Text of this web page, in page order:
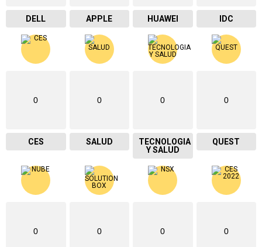
DELL APPLE HUAWEI IDC
0
CES
0
SALUD
0
TECNOLOGIA
Y SALUD
0
QUEST
0 0 0 0